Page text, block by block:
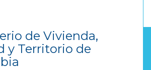
de Vivienda,
y Territorio de